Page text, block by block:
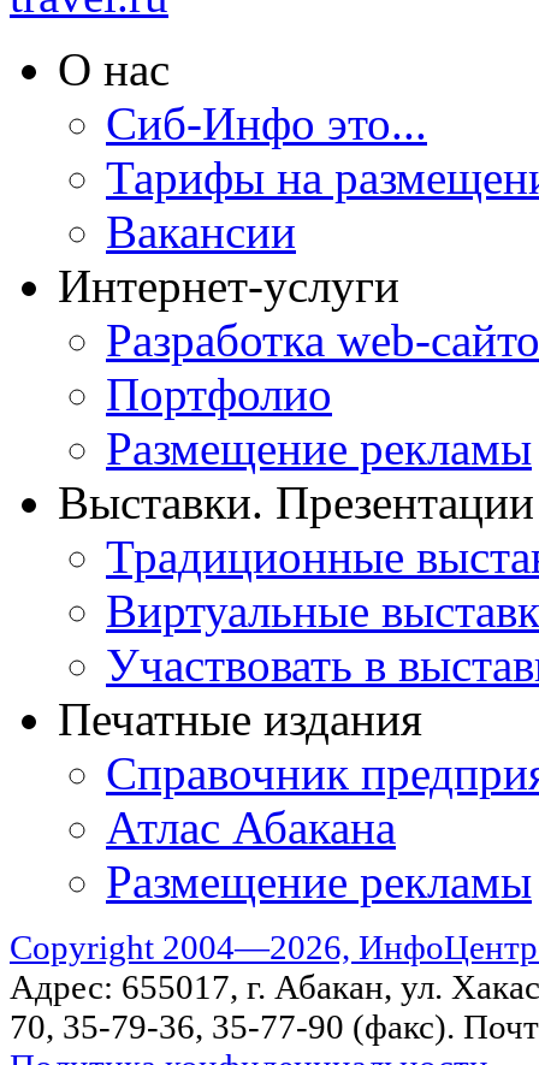
О нас
Сиб-Инфо это...
Тарифы на
Вакансии
Интернет-услуги
Разработка web-
Портфолио
Размещение рекламы
Выставки. Презентации
Традиционные
Виртуальные
Участвовать в
Печатные издания
Справочник
Атлас Абакана
Размещение рекламы
Copyright 2004—2026,
Адрес: 655017, г. Абакан, ул.
70, 35-79-36, 35-77-90 (факс).